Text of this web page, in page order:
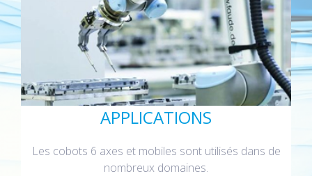
APPLICATIONS
Les cobots 6 axes et mobiles sont utilisés dans de
nombreux domaines.